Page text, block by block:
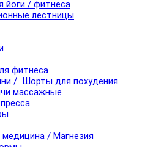
йоги / фитнеса
лестницы
фитнеса
/ Шорты для похудения
массажные
медицина / Магнезия